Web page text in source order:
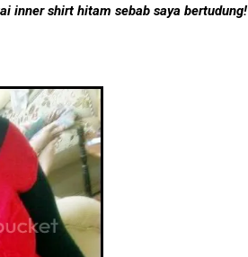
inner shirt hitam sebab saya bertudung!